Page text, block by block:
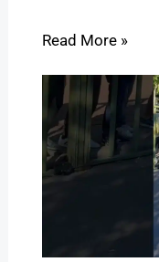
Read More »